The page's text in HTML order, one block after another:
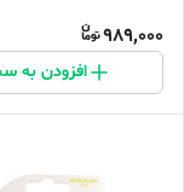
989,000
افزودن به